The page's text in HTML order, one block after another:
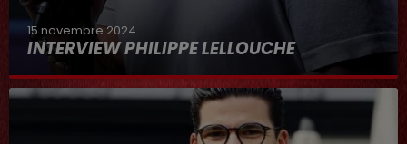
15 novembre 2024
INTERVIEW PHILIPPE LELLOUCHE